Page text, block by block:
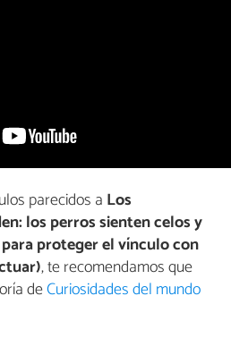
parecidos a Los
los perros sienten celos y
proteger el vínculo con
, te recomendamos que
deCuriosidades del mundo